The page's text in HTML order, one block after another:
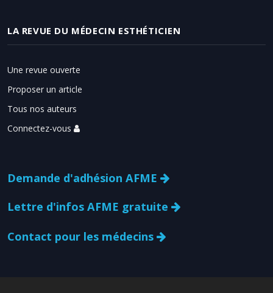
LA REVUE DU MÉDECIN ESTHÉTICIEN
Une revue ouverte
Proposer un article
Tous nos auteurs
Connectez-vous
Demande d'adhésion AFME
Lettre d'infos AFME gratuite
Contact pour les médecins